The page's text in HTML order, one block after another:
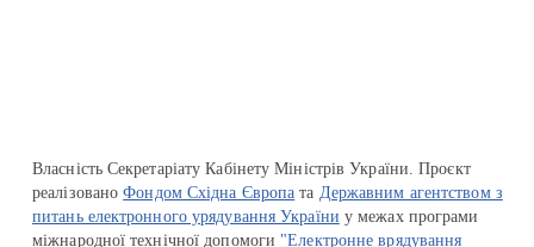
Власність Секретаріату Кабінету Міністрів України. Проєкт
реалізованоФондом Східна Європа та Державним агентством з
питань електронного урядування України у межах програми
міжнародної технічної допомоги "Електронне врядування